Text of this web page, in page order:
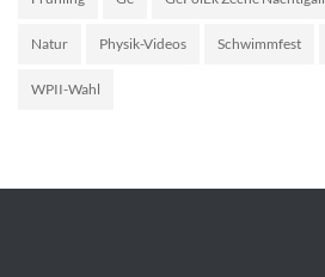
Natur Physik-Videos Schwimmfest
WPII-Wahl